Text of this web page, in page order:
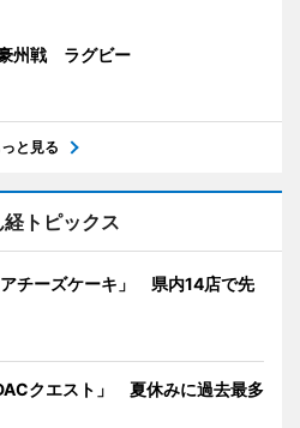
州戦 ラグビー
っと見る
トピックス
チーズケーキ」 県内14店で先
クエスト」 夏休みに過去最多